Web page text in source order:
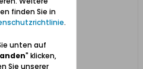
finden Sie in
.
unten auf
" klicken,
Sie unserer